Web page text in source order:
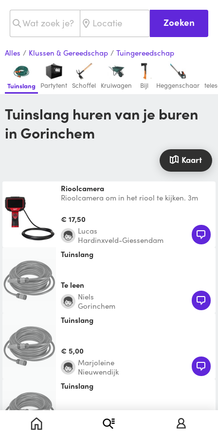
Zoeken
Alles / Klussen & Gereedschap / Tuingereedschap
Tuinslang Partytent Schoffel Kruiwagen Bijl Heggenschaar
Tuinslang huren van je buren
in Gorinchem
Kaart
Rioolcamera
Rioolcamera om in het riool te kijken. 3m
€ 17,50
Lucas
Hardinxveld-Giessendam
Tuinslang
Te leen
Niels
Gorinchem
Tuinslang
€ 5,00
Marjoleine
Nieuwendijk
Tuinslang